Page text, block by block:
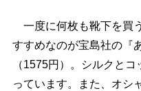
一度に何枚も靴下を買
すすめなのが宝島社の『
（1575円）。シルクと
っています。また、オシ